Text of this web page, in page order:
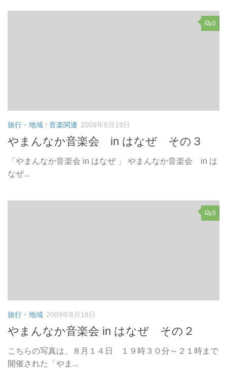
0
旅行・地域 / 音楽関連 2009年8月19日
やまんなか音楽会 in はなぜ その３
「やまんなか音楽会 in はなぜ 」 やまんなか音楽会 in は
なぜ...
0
旅行・地域 2009年8月18日
やまんなか音楽会 in はなぜ その２
こちらの写真は、８月１４日 １９時３０分～２１時まで
開催された「やま...